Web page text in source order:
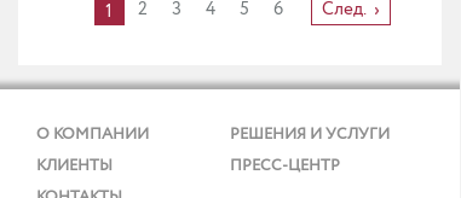
1 2 3 4 5 6 След.
О КОМПАНИИ
РЕШЕНИЯ И УСЛУГИ
КЛИЕНТЫ
ПРЕСС-ЦЕНТР